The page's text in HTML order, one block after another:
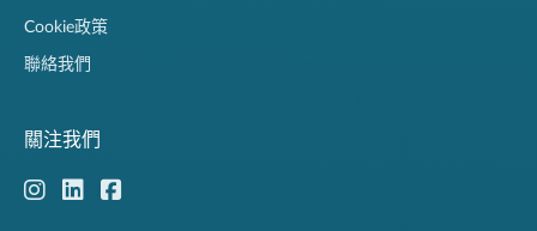
Cookie政策
聯絡我們
關注我們